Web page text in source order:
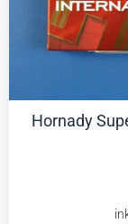
Hornady